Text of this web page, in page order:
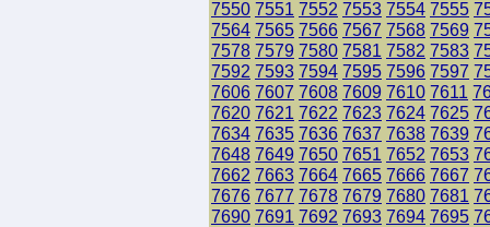
7550 7551 7552 7553 7554 7555
7564 7565 7566 7567 7568 7569
7578 7579 7580 7581 7582 7583
7592 7593 7594 7595 7596 7597
7606 7607 7608 7609 7610 7611
7620 7621 7622 7623 7624 7625
7634 7635 7636 7637 7638 7639
7648 7649 7650 7651 7652 7653
7662 7663 7664 7665 7666 7667
7676 7677 7678 7679 7680 7681
7690 7691 7692 7693 7694 7695